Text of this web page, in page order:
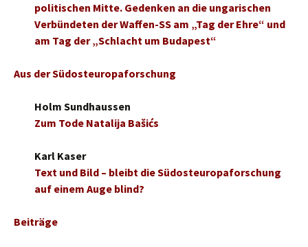
politischen Mitte. Gedenken an die ungarischen
Verbündeten der Waffen-SS am „Tag der Ehre“ und
am Tag der „Schlacht um Budapest“
Aus der Südosteuropaforschung
Holm Sundhaussen
Zum Tode Natalija Bašićs
Karl Kaser
Text und Bild – bleibt die Südosteuropaforschung
auf einem Auge blind?
Beiträge